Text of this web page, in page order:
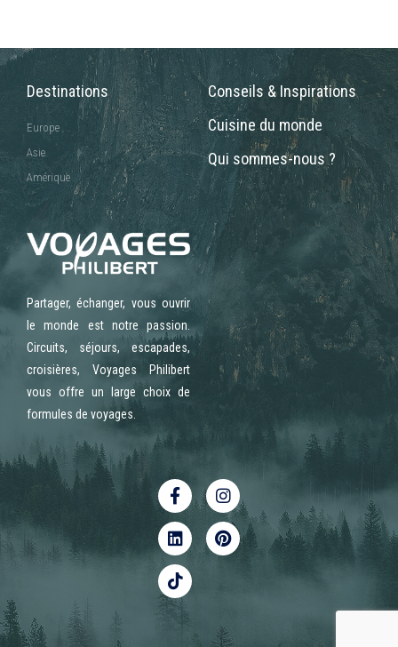
Destinations
Europe
Asie
Amérique
Conseils & Inspirations
Cuisine du monde
Qui sommes-nous ?
Partager, échanger, vous ouvrir
le monde est notre passion.
Circuits, séjours, escapades,
croisières, Voyages Philibert
vous offre un large choix de
formules de voyages.